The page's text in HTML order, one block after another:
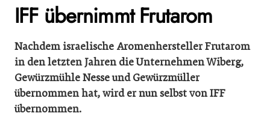
IFF übernimmt Frutarom
Nachdem israelische Aromenhersteller Frutarom
in den letzten Jahren die Unternehmen Wiberg,
Gewürzmühle Nesse und Gewürzmüller
übernommen hat, wird er nun selbst von IFF
übernommen.